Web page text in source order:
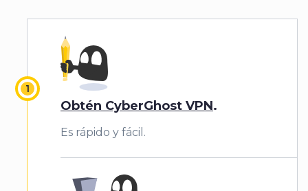
Obtén CyberGhost VPN.
Es rápido y fácil.